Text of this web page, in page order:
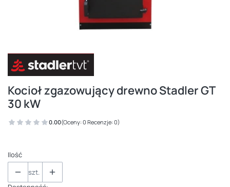
Kocioł zgazowujący drewno Stadler GT
30 kW
0.00(Oceny: 0 Recenzje: 0)
Ilość
szt.